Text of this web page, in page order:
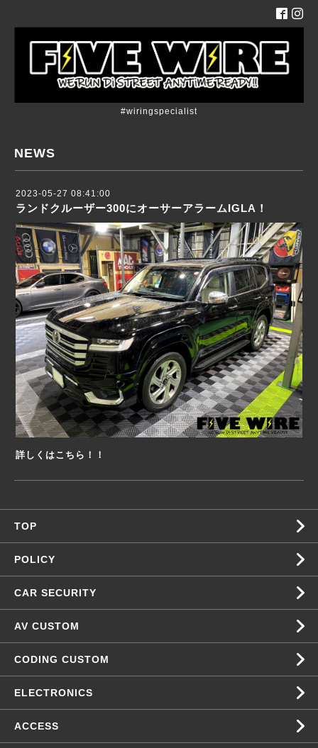
#wiringspecialist
NEWS
2023-05-27 08:41:00
ランドクルーザー300にオーサーアラームIGLA！
詳しくはこちら！！
TOP
POLICY
CAR SECURITY
AV CUSTOM
CODING CUSTOM
ELECTRONICS
ACCESS